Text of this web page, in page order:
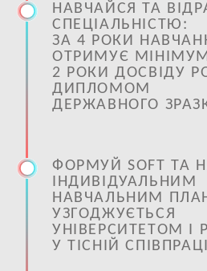
НАВЧАЙСЯ ТА
СПЕЦІАЛЬНІСТЮ:
ЗА 4 РОКИ
ОТРИМУЄ
2 РОКИ ДОСВІДУ
ДИПЛОМОМ
ДЕРЖАВНОГО
ФОРМУЙ SOFT ТА
ІНДИВІДУАЛЬНИМ
НАВЧАЛЬНИМ
УЗГОДЖУЄТЬСЯ
УНІВЕРСИТЕТОМ І
У ТІСНІЙ